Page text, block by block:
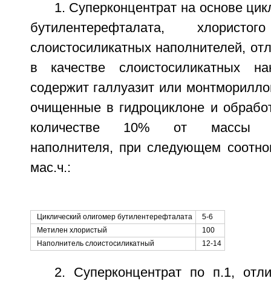
1. Суперконцентрат на основе
бутилентерефталата,
слоистосиликатных наполнителей,
в качестве слоистосиликатных
содержит галлуазит или
очищенные в гидроциклоне и
количестве 10% от массы
наполнителя, при следующем
мас.ч.:
Циклический олигомер бутилентерефталата
5-6
Метилен хлористый
100
Наполнитель слоистосиликатный
12-14
2. Суперконцентрат по п.1,